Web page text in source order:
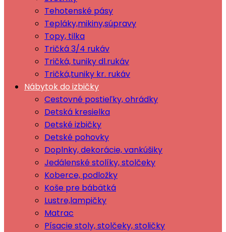
Tehotenské pásy
Tepláky,mikiny,súpravy
Topy, tilka
Tričká 3/4 rukáv
Tričká, tuniky dl.rukáv
Tričká,tuniky kr. rukáv
Nábytok do izbičky
Cestovné postieľky, ohrádky
Detská kresielka
Detské izbičky
Detské pohovky
Doplnky, dekorácie, vankúšiky
Jedálenské stolíky, stolčeky
Koberce, podložky
Koše pre bábätká
Lustre,lampičky
Matrac
Písacie stoly, stolčeky, stoličky